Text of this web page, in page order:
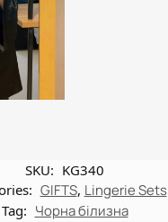
SKU: KG340
GIFTS, Lingerie Sets
Tag: Чорна білизна